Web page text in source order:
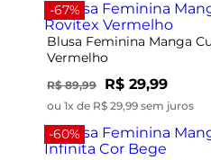
-67%
Blusa Feminina Manga
Vermelho
R$ 89,99 R$ 29,99
ou 1x de R$ 29,99 sem juros
-60%